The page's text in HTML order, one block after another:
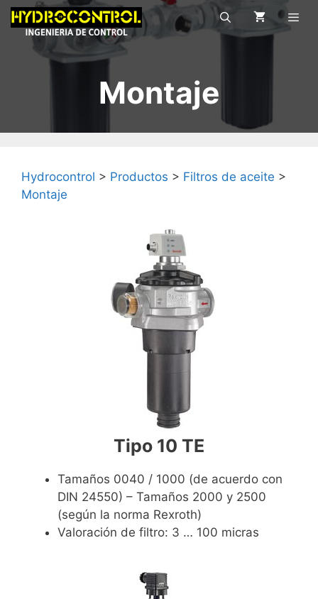
Saltar
contenido
Montaje
Hydrocontrol > Productos > Filtros de aceite >
Montaje
Tipo 10 TE
Tamaños 0040 / 1000 (de acuerdo con
DIN 24550) – Tamaños 2000 y 2500
(según la norma Rexroth)
Valoración de filtro: 3 … 100 micras